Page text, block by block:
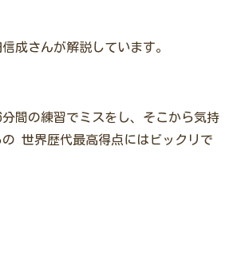
成さんが解説しています。
分間の練習でミスをし、そこから気持
世界歴代最高得点にはビックリで